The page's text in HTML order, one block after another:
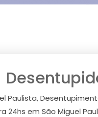
Paulista,
24hs em São Miguel